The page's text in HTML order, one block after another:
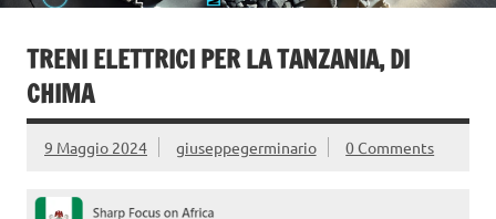
TRENI ELETTRICI PER LA TANZANIA, DI
CHIMA
9 Maggio 2024 giuseppegerminario 0 Comments